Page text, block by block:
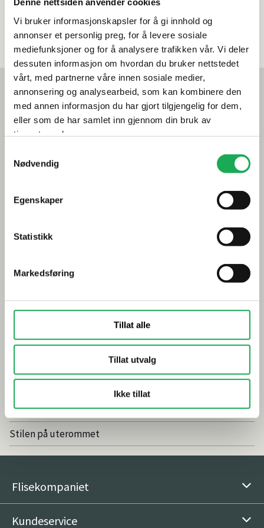
Vi bruker informasjonskapsler for å gi innhold og
annonser et personlig preg, for å levere sosiale
mediefunksjoner og for å analysere trafikken vår. Vi deler
dessuten informasjon om hvordan du bruker nettstedet
vårt, med partnerne våre innen sosiale medier,
annonsering og analysearbeid, som kan kombinere den
med annen informasjon du har gjort tilgjengelig for dem,
eller som de har samlet inn gjennom din bruk av
tjenestene deres.
Nødvendig
Egenskaper
Statistikk
Markedsføring
Tillat alle
Tillat utvalg
Ikke tillat
Mest lest akkurat nå
Årets flis hos Flisekompaniet
Klikkvinyl - Gulvet som tåler alt
Tips og råd
Dette må du tenke på når du innreder badet
Visste du at du kan legge flis på flis
Smarte tips for riktig valg av dusj
Inspirasjon
Baderomstrender 2025
Drømmeatrium med flisheller
Vedlikeholdsfritt og naturlig med fliser
Stilen på uterommet
Flisekompaniet
Kundeservice